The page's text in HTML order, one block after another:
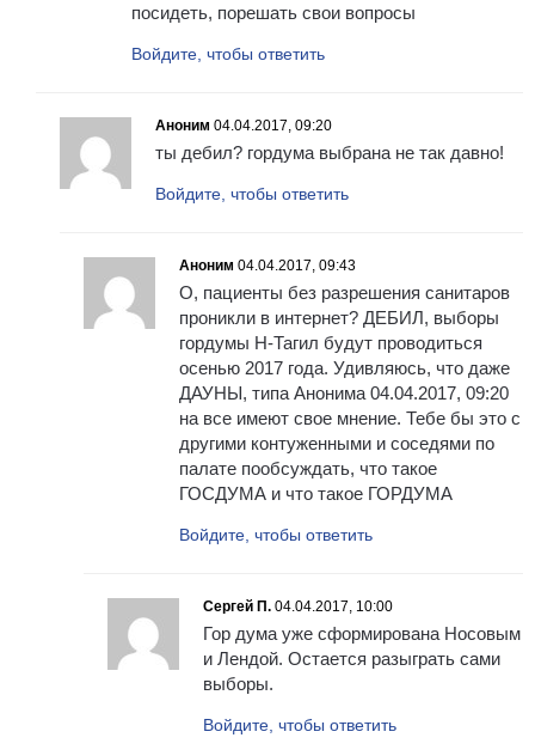
посидеть, порешать свои вопросы
Войдите, чтобы ответить
Аноним 04.04.2017, 09:20
ты дебил? гордума выбрана не так давно!
Войдите, чтобы ответить
Аноним 04.04.2017, 09:43
О, пациенты без разрешения санитаров
проникли в интернет? ДЕБИЛ, выборы
гордумы Н-Тагил будут проводиться
осенью 2017 года. Удивляюсь, что даже
ДАУНЫ, типа Анонима 04.04.2017, 09:20
на все имеют свое мнение. Тебе бы это с
другими контуженными и соседями по
палате пообсуждать, что такое
ГОСДУМА и что такое ГОРДУМА
Войдите, чтобы ответить
Сергей П. 04.04.2017, 10:00
Гор дума уже сформирована Носовым
и Лендой. Остается разыграть сами
выборы.
Войдите, чтобы ответить